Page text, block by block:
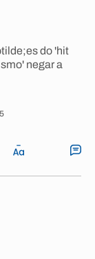
do 'hit
negar a